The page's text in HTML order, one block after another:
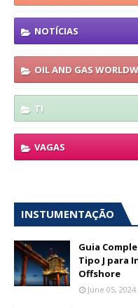
NOTÍCIAS
OIL AND GAS
TI
VAGAS
INSTUMENTAÇÃO
Guia
Tipo J para
Offshore
June 05, 2024